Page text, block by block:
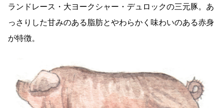
ランドレース・大ヨークシャー・デュロックの三元豚。あ
っさりした甘みのある脂肪とやわらかく味わいのある赤身
が特徴。